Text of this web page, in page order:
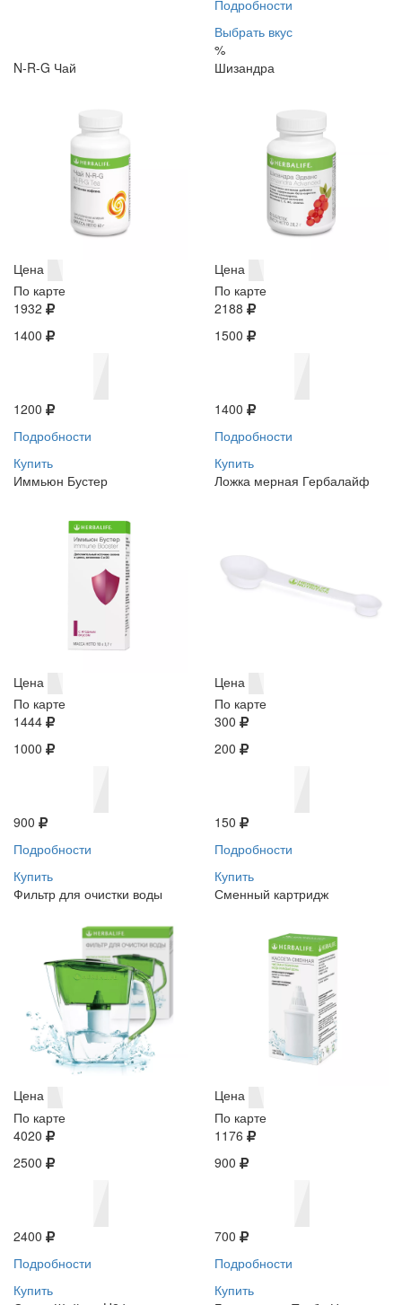
Подробности
Выбрать вкус
%
N-R-G Чай
Цена
По карте
1932
1400
1200
Подробности
Купить
Шизандра
Цена
По карте
2188
1500
1400
Подробности
Купить
Иммьюн Бустер
Цена
По карте
1444
1000
900
Подробности
Купить
Ложка мерная Гербалайф
Цена
По карте
300
200
150
Подробности
Купить
Фильтр для очистки воды
Цена
По карте
4020
2500
2400
Подробности
Купить
Сменный картридж
Цена
По карте
1176
900
700
Подробности
Купить